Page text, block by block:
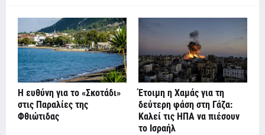
Η ευθύνη για το «Σκοτάδι»
στις Παραλίες της
Φθιώτιδας
Έτοιμη η Χαμάς για τη
δεύτερη φάση στη Γάζα:
Καλεί τις ΗΠΑ να πιέσουν
το Ισραήλ